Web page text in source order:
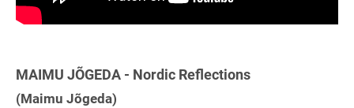
MAIMU JÕGEDA - Nordic Reflections
(Maimu Jõgeda)